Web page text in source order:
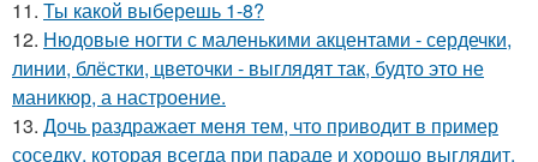
11. Ты какой выберешь 1-8?
12. Нюдовые ногти с маленькими акцентами - сердечки,
линии, блёстки, цветочки - выглядят так, будто это не
маникюр, а настроение.
13. Дочь раздражает меня тем, что приводит в пример
соседку, которая всегда при параде и хорошо выглядит.